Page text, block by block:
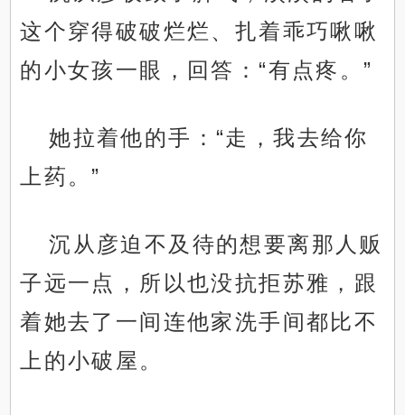
这个穿得破破烂烂、扎着乖巧啾啾
的小女孩一眼，回答：“有点疼。”
她拉着他的手：“走，我去给你
上药。”
沉从彦迫不及待的想要离那人贩
子远一点，所以也没抗拒苏雅，跟
着她去了一间连他家洗手间都比不
上的小破屋。